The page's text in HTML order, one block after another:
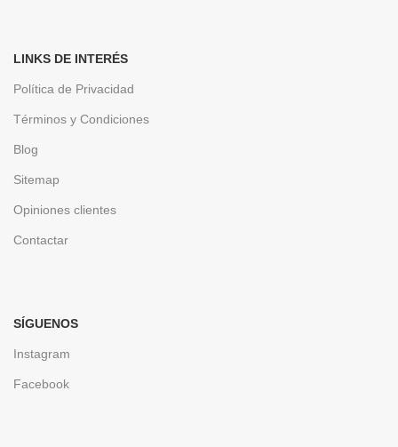
LINKS DE INTERÉS
Política de Privacidad
Términos y Condiciones
Blog
Sitemap
Opiniones clientes
Contactar
SÍGUENOS
Instagram
Facebook